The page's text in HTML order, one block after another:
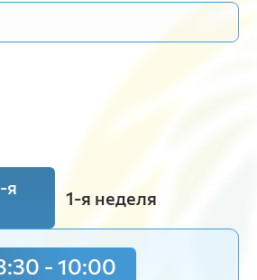
я
1-я неделя
12:15 - 13:45
- 10:00